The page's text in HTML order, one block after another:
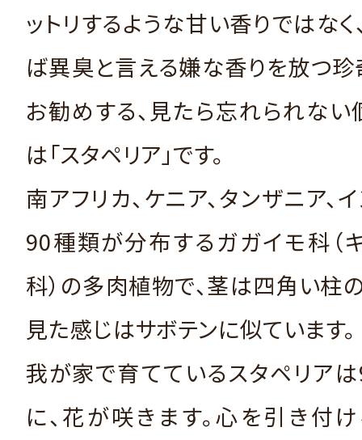
ットリするような甘い香りではなく
ば異臭と言える嫌な香りを放つ
お勧めする、見たら忘れられな
は「スタペリア」です。
南アフリカ、ケニア、タンザニア、
90種類が分布するガガイモ科（
科）の多肉植物で、茎は四角い柱の
見た感じはサボテンに似ています。
我が家で育てているスタペリア
に、花が咲きます。心を引き付